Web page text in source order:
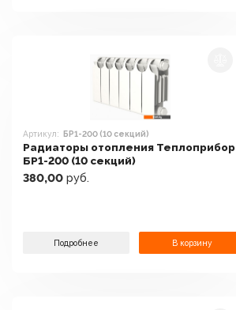
Артикул: БР1-200 (10 секций)
Радиаторы отопления Теплоприбор
БР1-200 (10 секций)
380,00 руб.
Подробнее В корзину